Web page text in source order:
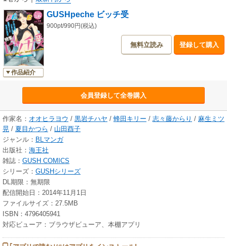
作品紹介
GUSHpeche ビッチ受
900pt/990円(税込)
無料立読み 登録して購入
会員登録して全巻購入
作家名： オオヒラヨウ / 黒岩チハヤ / 蜂田キリー / 志々藤からり / 麻生ミツ
晃 / 夏目かつら / 山田酉子
ジャンル： BLマンガ
出版社： 海王社
雑誌： GUSH COMICS
シリーズ： GUSHシリーズ
DL期限：無期限
配信開始日：2014年11月1日
ファイルサイズ：27.5MB
ISBN：4796405941
対応ビューア：ブラウザビューア、本棚アプリ